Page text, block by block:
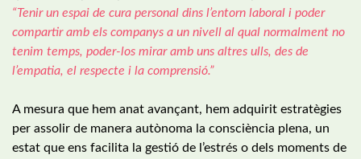
“Tenir un espai de cura personal dins l’entorn laboral i poder
compartir amb els companys a un nivell al qual normalment no
tenim temps, poder-los mirar amb uns altres ulls, des de
l’empatia, el respecte i la comprensió.”
A mesura que hem anat avançant, hem adquirit estratègies
per assolir de manera autònoma la consciència plena, un
estat que ens facilita la gestió de l’estrés o dels moments de